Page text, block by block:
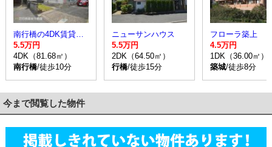
南行橋の4DK賃貸一戸建て
5.5万円
4DK（81.68㎡）
南行橋/徒歩10分
ニューサンハウス
5.5万円
2DK（64.50㎡）
行橋/徒歩15分
フローラ築上
4.5万円
1DK（36.00㎡）
築城/徒歩8分
今まで閲覧した物件